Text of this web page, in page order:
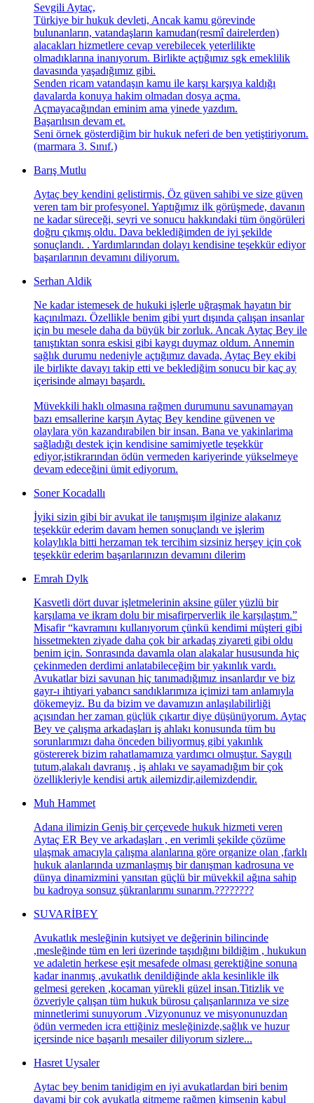
Sevgili Aytaç,
Türkiye bir hukuk devleti, Ancak kamu görevinde
bulunanların, vatandaşların kamudan(resmî dairelerden)
alacakları hizmetlere cevap verebilecek yeterlilikte
olmadıklarına inanıyorum. Birlikte açtığımız sgk emeklilik
davasında yaşadığımız gibi.
Senden ricam vatandaşın kamu ile karşı karşıya kaldığı
davalarda konuya hakim olmadan dosya açma.
Açmayacağından eminim ama yinede yazdım.
Başarılısın devam et.
Seni örnek gösterdiğim bir hukuk neferi de ben yetiştiriyorum.
(marmara 3. Sınıf.)
Barış Mutlu
Aytaç bey kendini gelistirmis, Öz güven sahibi ve size güven
veren tam bir profesyonel. Yaptığımız ilk görüşmede, davanın
ne kadar süreceği, seyri ve sonucu hakkındaki tüm öngörüleri
doğru çıkmış oldu. Dava beklediğimden de iyi şekilde
sonuçlandı. . Yardımlarından dolayı kendisine teşekkür ediyor
başarılarının devamını diliyorum.
Serhan Aldik
Ne kadar istemesek de hukuki işlerle uğraşmak hayatın bir
kaçınılmazı. Özellikle benim gibi yurt dışında çalışan insanlar
için bu mesele daha da büyük bir zorluk. Ancak Aytaç Bey ile
tanıştıktan sonra eskisi gibi kaygı duymaz oldum. Annemin
sağlık durumu nedeniyle açtığımız davada, Aytaç Bey ekibi
ile birlikte davayı takip etti ve beklediğim sonucu bir kaç ay
içerisinde almayı başardı.
Müvekkili haklı olmasına rağmen durumunu savunamayan
bazı emsallerine karşın Aytaç Bey kendine güvenen ve
olaylara yön kazandırabilen bir insan. Bana ve yakinlarima
sağladığı destek için kendisine samimiyetle teşekkür
ediyor,istikrarından ödün vermeden kariyerinde yükselmeye
devam edeceğini ümit ediyorum.
Soner Kocadallı
İyiki sizin gibi bir avukat ile tanışmışım ilginize alakanız
teşekkür ederim davam hemen sonuçlandı ve işlerim
kolaylıkla bitti herzaman tek tercihim sizsiniz herşey için çok
teşekkür ederim başarılarınızın devamını dilerim
Emrah Dylk
Kasvetli dört duvar işletmelerinin aksine güler yüzlü bir
karşılama ve ikram dolu bir misafirperverlik ile karşılaştım.”
Misafir “kavramını kullanıyorum çünkü kendimi müşteri gibi
hissetmekten ziyade daha çok bir arkadaş ziyareti gibi oldu
benim için. Sonrasında davamla olan alakalar hususunda hiç
çekinmeden derdimi anlatabileceğim bir yakınlık vardı.
Avukatlar bizi savunan hiç tanımadığımız insanlardır ve biz
gayr-ı ihtiyari yabancı sandıklarımıza içimizi tam anlamıyla
dökemeyiz. Bu da bizim ve davamızın anlaşılabilirliği
açısından her zaman güçlük çıkartır diye düşünüyorum. Aytaç
Bey ve çalışma arkadaşları iş ahlakı konusunda tüm bu
sorunlarımızı daha önceden biliyormuş gibi yakınlık
göstererek bizim rahatlamamıza yardımcı olmuştur. Saygılı
tutum,alakalı davranış , iş ahlakı ve sayamadığım bir çok
özellikleriyle kendisi artık ailemizdir,ailemizdendir.
Muh Hammet
Adana ilimizin Geniş bir çerçevede hukuk hizmeti veren
Aytaç ER Bey ve arkadaşları , en verimli şekilde çözüme
ulaşmak amacıyla çalışma alanlarına göre organize olan ,farklı
hukuk alanlarında uzmanlaşmış bir danışman kadrosuna ve
dünya dinamizmini yansıtan güçlü bir müvekkil ağına sahip
bu kadroya sonsuz şükranlarımı sunarım.????????
SUVARİBEY
Avukatlık mesleğinin kutsiyet ve değerinin bilincinde
,mesleğinde tüm en leri üzerinde taşıdığını bildiğim , hukukun
ve adaletin herkese eşit mesafede olması gerektiğine sonuna
kadar inanmış ,avukatlık denildiğinde akla kesinlikle ilk
gelmesi gereken ,kocaman yürekli güzel insan.Titizlik ve
özveriyle çalışan tüm hukuk bürosu çalışanlarınıza ve size
minnetlerimi sunuyorum .Vizyonunuz ve misyonunuzdan
ödün vermeden icra ettiğiniz mesleğinizde,sağlık ve huzur
içersinde nice başarılı mesailer diliyorum sizlere...
Hasret Uysaler
Aytac bey benim tanidigim en iyi avukatlardan biri benim
davami bir cok avukatla gitmeme rağmen kimsenin kabul